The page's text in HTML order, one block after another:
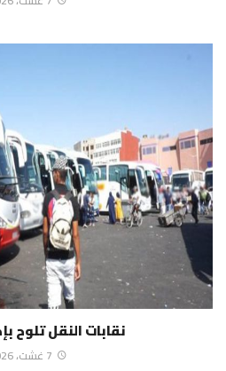
نقابات النقل تلوح
7 غشت، 2026